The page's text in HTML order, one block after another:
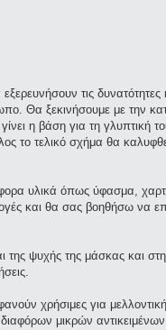
τις
Θα ξεκινήσουμε με την
η βάση για τη γλυπτική
το τελικό σχήμα θα
υλικά όπως ύφασμα,
και θα σας βοηθήσω να
της ψυχής της μάσκας και
χρήσιμες για
μικρών αντικειμένων